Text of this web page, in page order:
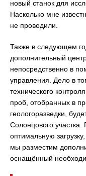
новый станок для
Насколько мне
не проводили.
Также в следующем
дополнительный
непосредственно в
управления. Дело в
технического
проб, отобранных в
геологоразведки,
Солонцового
оптимальную
мы разместим
оснащённый